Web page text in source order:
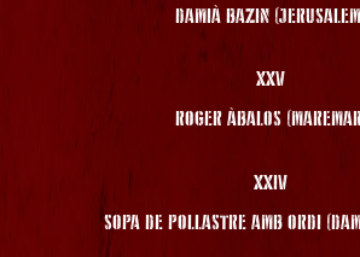
DAMIÀ BAZIN
XXV
ROGER ÀBALOS
XXIV
SOPA DE POLLASTRE AMB ORDI